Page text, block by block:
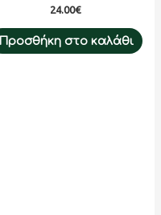
24.00€
Προσθήκη στο καλάθι